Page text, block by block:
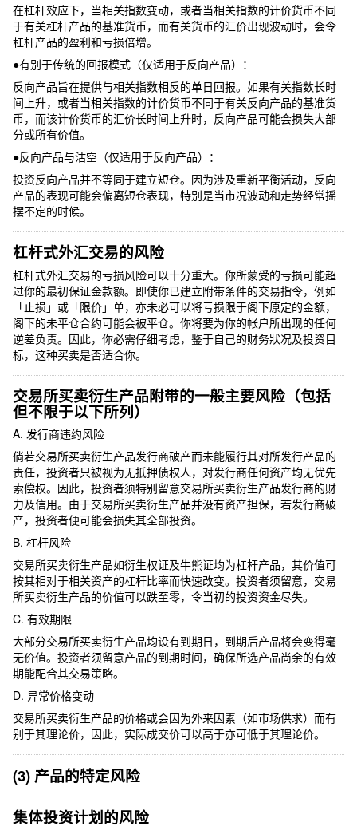
在杠杆效应下，当相关指数变动，或者当相关指数的计价货币不同
于有关杠杆产品的基准货币，而有关货币的汇价出现波动时，会令
杠杆产品的盈利和亏损倍增。
●有别于传统的回报模式（仅适用于反向产品）：
反向产品旨在提供与相关指数相反的单日回报。如果有关指数长时
间上升，或者当相关指数的计价货币不同于有关反向产品的基准货
币，而该计价货币的汇价长时间上升时，反向产品可能会损失大部
分或所有价值。
●反向产品与沽空（仅适用于反向产品）：
投资反向产品并不等同于建立短仓。因为涉及重新平衡活动，反向
产品的表现可能会偏离短仓表现，特别是当市况波动和走势经常摇
摆不定的时候。
杠杆式外汇交易的风险
杠杆式外汇交易的亏损风险可以十分重大。你所蒙受的亏损可能超
过你的最初保证金款额。即使你已建立附带条件的交易指令，例如
「止损」或「限价」单，亦未必可以将亏损限于阁下原定的金额，
阁下的未平仓合约可能会被平仓。你将要为你的帐户所出现的任何
逆差负责。因此，你必需仔细考虑，鉴于自己的财务狀况及投资目
标，这种买卖是否适合你。
交易所买卖衍生产品附带的一般主要风险（包括
但不限于以下所列）
A. 发行商违约风险
倘若交易所买卖衍生产品发行商破产而未能履行其对所发行产品的
责任，投资者只被视为无抵押债权人，对发行商任何资产均无优先
索偿权。因此，投资者须特别留意交易所买卖衍生产品发行商的财
力及信用。由于交易所买卖衍生产品并没有资产担保，若发行商破
产，投资者便可能会损失其全部投资。
B. 杠杆风险
交易所买卖衍生产品如衍生权证及牛熊证均为杠杆产品，其价值可
按其相对于相关资产的杠杆比率而快速改变。投资者须留意，交易
所买卖衍生产品的价值可以跌至零，令当初的投资资金尽失。
C. 有效期限
大部分交易所买卖衍生产品均设有到期日，到期后产品将会变得毫
无价值。投资者须留意产品的到期时间，确保所选产品尚余的有效
期能配合其交易策略。
D. 异常价格变动
交易所买卖衍生产品的价格或会因为外来因素（如市场供求）而有
别于其理论价，因此，实际成交价可以高于亦可低于其理论价。
(3) 产品的特定风险
集体投资计划的风险